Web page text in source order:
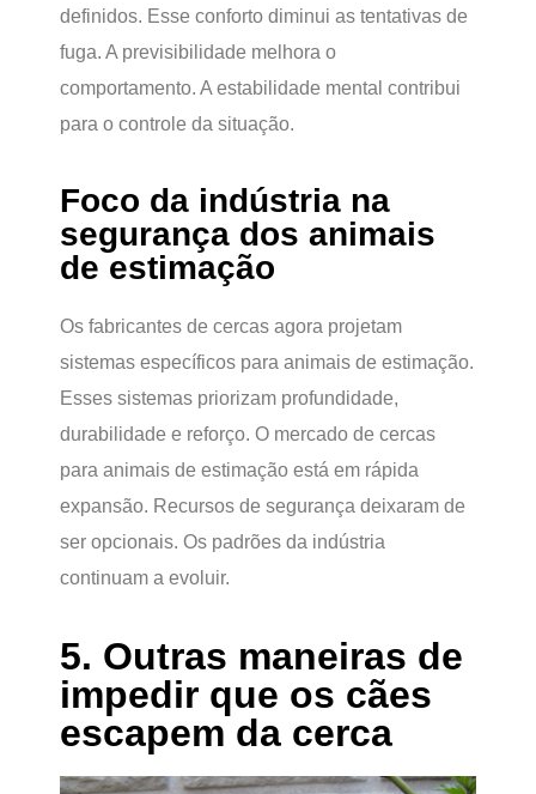
definidos. Esse conforto diminui as tentativas de
fuga. A previsibilidade melhora o
comportamento. A estabilidade mental contribui
para o controle da situação.
Foco da indústria na
segurança dos animais
de estimação
Os fabricantes de cercas agora projetam
sistemas específicos para animais de estimação.
Esses sistemas priorizam profundidade,
durabilidade e reforço. O mercado de cercas
para animais de estimação está em rápida
expansão. Recursos de segurança deixaram de
ser opcionais. Os padrões da indústria
continuam a evoluir.
5. Outras maneiras de
impedir que os cães
escapem da cerca